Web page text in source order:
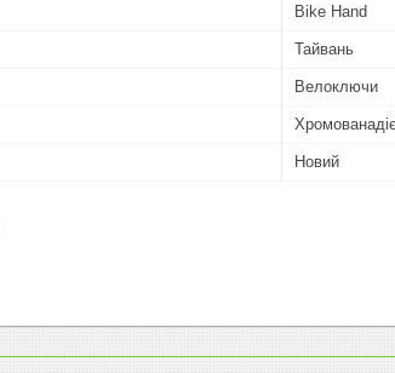
Bike Hand
Тайвань
Велоключи
Новий